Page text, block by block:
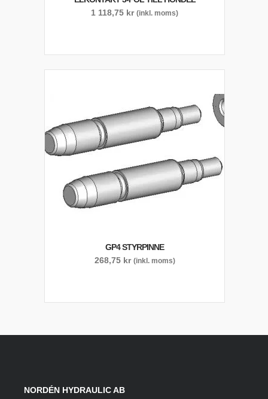
1 118,75 kr (inkl. moms)
GP4 STYRPINNE
268,75 kr (inkl. moms)
NORDÉN HYDRAULIC AB